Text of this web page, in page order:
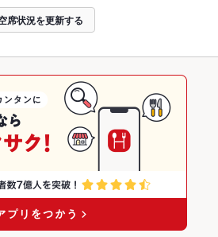
席状況を更新する